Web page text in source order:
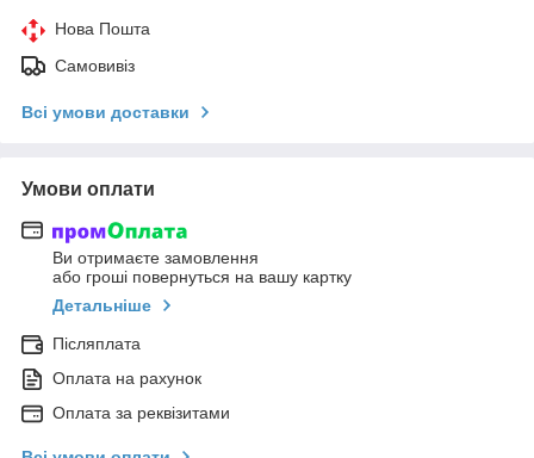
Нова Пошта
Самовивіз
Всі умови доставки
Умови оплати
Ви отримаєте замовлення
або гроші повернуться на вашу картку
Детальніше
Післяплата
Оплата на рахунок
Оплата за реквізитами